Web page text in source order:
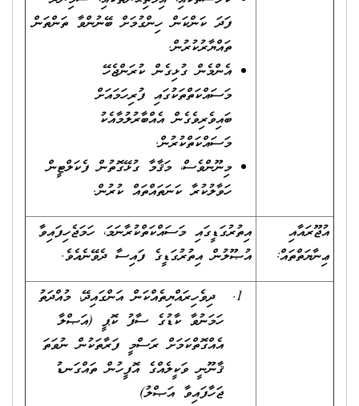
ފަދަ ކަންކަން ހިންގުމަށް ބޭނުންވާ ތަންތަން
ތައްޔާރުކުރުން.
އެންމެން ގުޅިގެން ކުރަންޖެހޭ
މަސައްކަތްތަކުގައި ފުރިހަމައަށް
ބައިވެރިވެގެން އެއްބާރުލުމާއެކު
މަސައްކަތްކުރުން.
މިނޫންވެސް، މަޤާމާ ގުޅޭގޮތުން ފެކަލްޓީން
ހަވާލުކުރާ ކަނަތައްތައް ކުރުން.
އުޖޫރައާއި
ޢިނާޔަތްތައް:
އިތުރުގަޑީގައި މަސައްކަތްކުރާނަމަ، ހަމަޖެހިފައިވާ
އުޞޫލުން އިތުރުގަޑީގެ ފައިސާ ދެވޭނެއެވެ.
ދިވެހިރައްޔިތެއްކަން އަންގައިދޭ، މުއްދަތު
ހަމަނުވާ ކާޑުގެ ސާފު ކޮޕީ (އަޞްލާ
އެއްގޮތްކަމަށް ރަސްމީ ފަރާތަކުން ނުވަތަ
ޤާނޫނީ ވަކީލެއްގެ އޮފީހުން ތައްގަނޑު
ޖަހާފައިވާ އަޞްލު)